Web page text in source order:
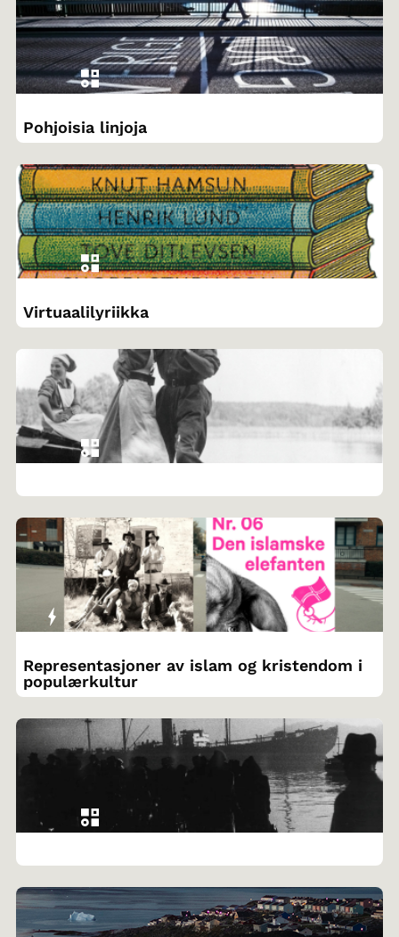
Pohjoisia linjoja
Virtuaalilyriikka
Representasjoner av islam og kristendom i
populærkultur